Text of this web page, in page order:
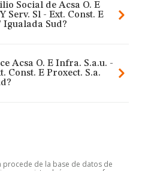
Social de Acsa O. E
Serv. Sl - Ext. Const. E
Igualada Sud?
Acsa O. E Infra. S.a.u. -
Const. E Proxect. S.a.
procede de la base de datos de